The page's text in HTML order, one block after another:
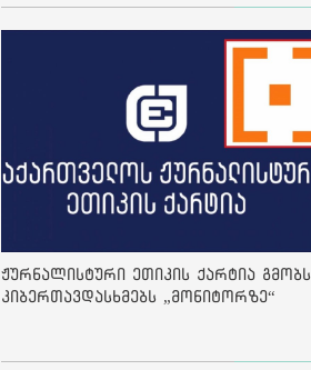
ჟურნალისტური ეთიკის ქარტია გმობს
კიბერთავდასხმებს „მონიტორზე“